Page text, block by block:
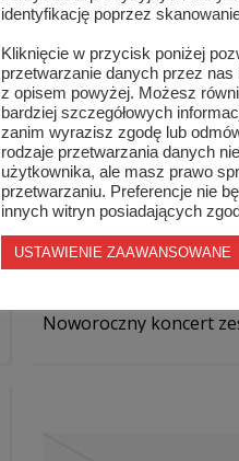
Noworoczny koncert
identyfikację poprzez
Kliknięcie w przycisk poniżej
przetwarzanie danych przez
z opisem powyżej. Możesz
bardziej szczegółowych
zanim wyrazisz zgodę lub
rodzaje przetwarzania danych
użytkownika, ale masz prawo
przetwarzaniu. Preferencje nie
innych witryn posiadających
USTAWIENIE ZAAWANSOWANE